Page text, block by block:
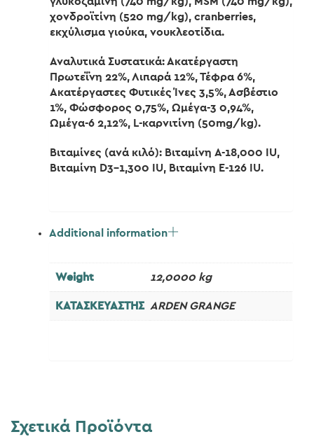
χονδροϊτίνη (520 mg/kg), cranberries,
εκχύλισμα γιούκα, νουκλεοτίδια.
Αναλυτικά Συστατικά: Ακατέργαστη
Πρωτεΐνη 22%, Λιπαρά 12%, Τέφρα 6%,
Ακατέργαστες Φυτικές Ίνες 3,5%, Ασβέστιο
1%, Φώσφορος 0,75%, Ωμέγα-3 0,94%,
Ωμέγα-6 2,12%, L-καρνιτίνη (50mg/kg).
Βιταμίνες (ανά κιλό): Βιταμίνη A-18,000 IU,
Βιταμίνη D3-1,300 IU, Βιταμίνη E-126 IU.
Additional information
Weight 12,0000 kg
ΚΑΤΑΣΚΕΥΑΣΤΗΣ ARDEN GRANGE
Σχετικά Προϊόντα